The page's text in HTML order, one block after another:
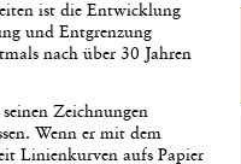
ist die Entwicklung
und Entgrenzung
nach über 30 Jahren
Zeichnungen
Wenn er mit dem
Linienkurven aufs Papier